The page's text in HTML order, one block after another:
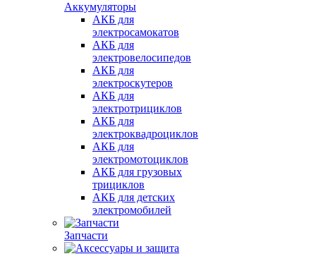
Аккумуляторы
АКБ для
электросамокатов
АКБ для
электровелосипедов
АКБ для
электроскутеров
АКБ для
электротрициклов
АКБ для
электроквадроциклов
АКБ для
электромотоциклов
АКБ для грузовых
трициклов
АКБ для детских
электромобилей
Запчасти